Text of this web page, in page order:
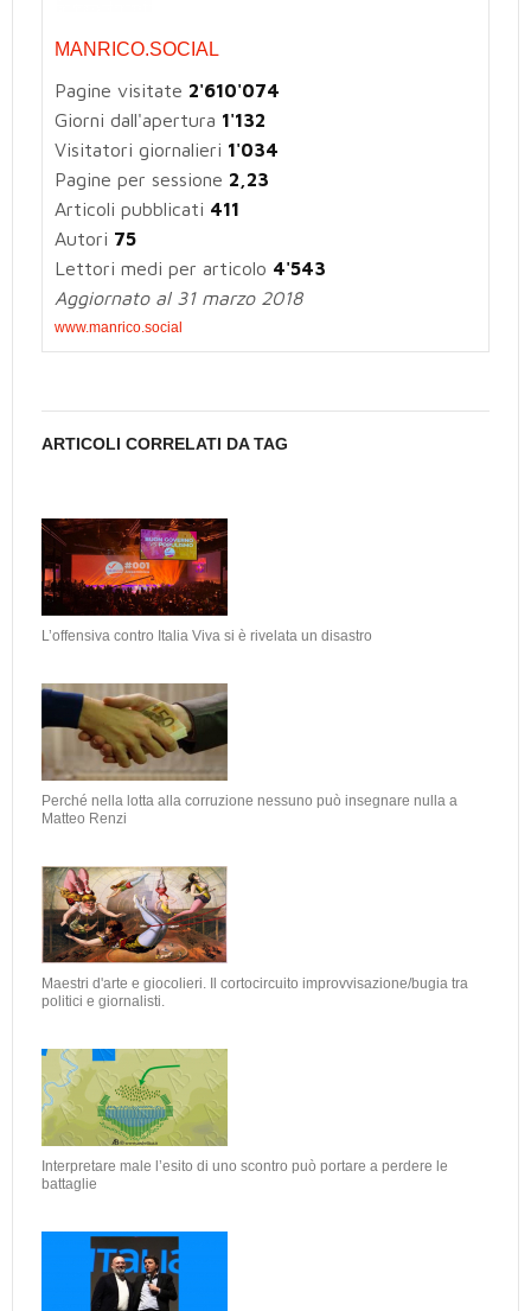
MANRICO.SOCIAL
Pagine visitate 2'610'074
Giorni dall'apertura 1'132
Visitatori giornalieri 1'034
Pagine per sessione 2,23
Articoli pubblicati 411
Autori 75
Lettori medi per articolo 4'543
Aggiornato al 31 marzo 2018
www.manrico.social
ARTICOLI CORRELATI DA TAG
L’offensiva contro Italia Viva si è rivelata un disastro
Perché nella lotta alla corruzione nessuno può insegnare nulla a
Matteo Renzi
Maestri d'arte e giocolieri. Il cortocircuito improvvisazione/bugia tra
politici e giornalisti.
Interpretare male l’esito di uno scontro può portare a perdere le
battaglie